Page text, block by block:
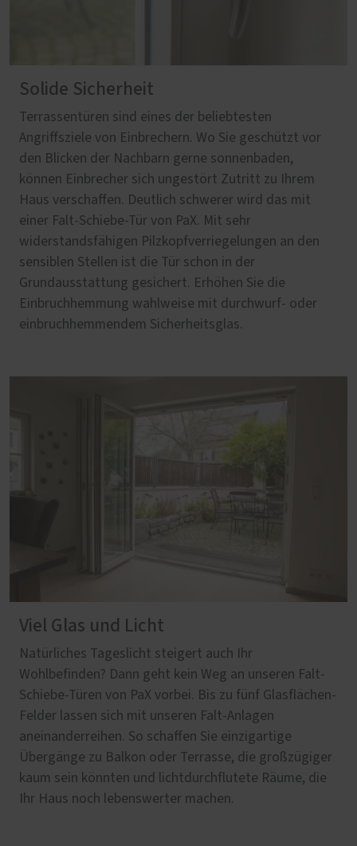
Solide Sicherheit
Terrassentüren sind eines der beliebtesten
Angriffsziele von Einbrechern. Wo Sie geschützt vor
den Blicken der Nachbarn gerne sonnenbaden,
können Einbrecher sich ungestört Zutritt zu Ihrem
Haus verschaffen. Deutlich schwerer wird das mit
einer Falt-Schiebe-Tür von PaX. Mit sehr
widerstandsfähigen Pilzkopfverriegelungen an den
sensiblen Stellen ist die Tür schon in der
Grundausstattung gesichert. Erhöhen Sie die
Einbruchhemmung wahlweise mit durchwurf- oder
einbruchhemmendem Sicherheitsglas.
Viel Glas und Licht
Natürliches Tageslicht steigert auch Ihr
Wohlbefinden? Dann geht kein Weg an unseren Falt-
Schiebe-Türen von PaX vorbei. Bis zu fünf Glasflächen-
Felder lassen sich mit unseren Falt-Anlagen
aneinanderreihen. So schaffen Sie einzigartige
Übergänge zu Balkon oder Terrasse, die großzügiger
kaum sein könnten und lichtdurchflutete Räume, die
Ihr Haus noch lebenswerter machen.